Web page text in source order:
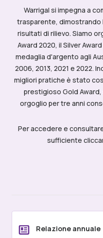
Warrigal si impegna a
trasparente, dimostrando
risultati di rilievo. Siamo
Award 2020, il Silver
medaglia d'argento agli
2006, 2013, 2021 e 2022.
migliori pratiche è stato
prestigioso Gold
orgoglio per tre anni
Per accedere e
sufficiente
Relazione annuale